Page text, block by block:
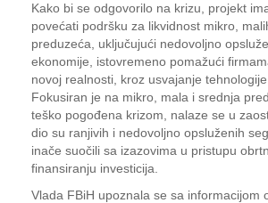
Kako bi se odgovorilo na krizu, projekt
povećati podršku za likvidnost mikro,
preduzeća, uključujući nedovoljno
ekonomije, istovremeno pomažući
novoj realnosti, kroz usvajanje tehnologije
Fokusiran je na mikro, mala i srednja
teško pogođena krizom, nalaze se u
dio su ranjivih i nedovoljno opsluženih
inače suočili sa izazovima u pristupu
finansiranju investicija.
Vlada FBiH upoznala se sa informacijom